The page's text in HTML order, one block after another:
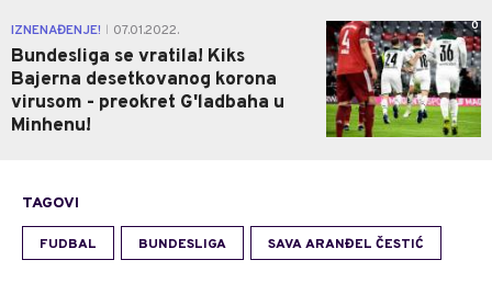
IZNENAĐENJE! 07.01.2022.
Bundesliga se vratila! Kiks
Bajerna desetkovanog korona
virusom - preokret G'ladbaha u
Minhenu!
0
TAGOVI
FUDBAL BUNDESLIGA SAVA ARANĐEL ČESTIĆ